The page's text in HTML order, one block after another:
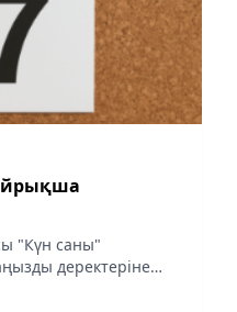
"Күн саны"
деректеріне